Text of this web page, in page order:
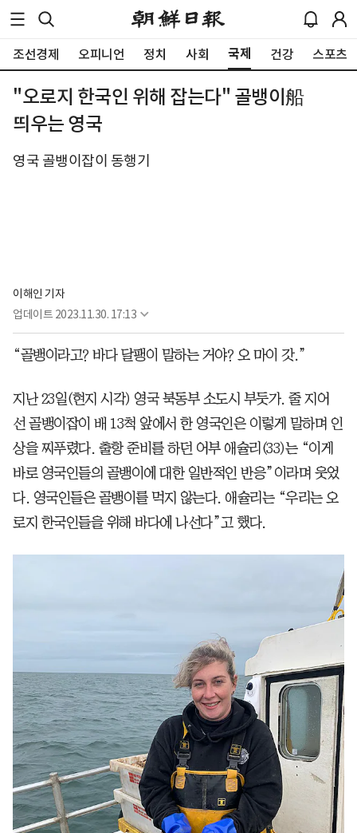
조선경제 오피니언 정치 사회 국제 건강 스포츠
"오로지 한국인 위해 잡는다" 골뱅이船
띄우는 영국
영국 골뱅이잡이 동행기
이해인 기자
업데이트 2023.11.30. 17:13
“골뱅이라고? 바다 달팽이 말하는 거야? 오 마이 갓.”
지난 23일(현지 시각) 영국 북동부 소도시 부둣가. 줄 지어
선 골뱅이잡이 배 13척 앞에서 한 영국인은 이렇게 말하며 인
상을 찌푸렸다. 출항 준비를 하던 어부 애슐리(33)는 “이게
바로 영국인들의 골뱅이에 대한 일반적인 반응”이라며 웃었
다. 영국인들은 골뱅이를 먹지 않는다. 애슐리는 “우리는 오
로지 한국인들을 위해 바다에 나선다”고 했다.